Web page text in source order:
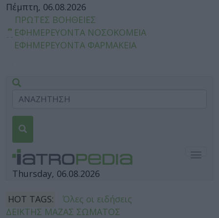
Πέμπτη, 06.08.2026
ΠΡΩΤΕΣ ΒΟΗΘΕΙΕΣ
ΕΦΗΜΕΡΕΥΟΝΤΑ ΝΟΣΟΚΟΜΕΙΑ
ΕΦΗΜΕΡΕΥΟΝΤΑ ΦΑΡΜΑΚΕΙΑ
Thursday, 06.08.2026
HOT TAGS:
Όλες οι ειδήσεις
ΔΕΙΚΤΗΣ ΜΑΖΑΣ ΣΩΜΑΤΟΣ